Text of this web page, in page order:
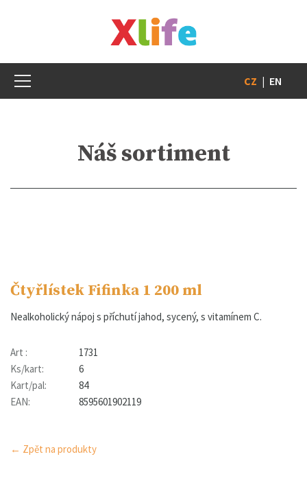
CZ | EN
Náš sortiment
Čtyřlístek Fifinka 1 200 ml
Nealkoholický nápoj s příchutí jahod, sycený, s vitamínem C.
Art :
1731
Ks/kart:
6
Kart/pal:
84
EAN:
8595601902119
← Zpět na produkty